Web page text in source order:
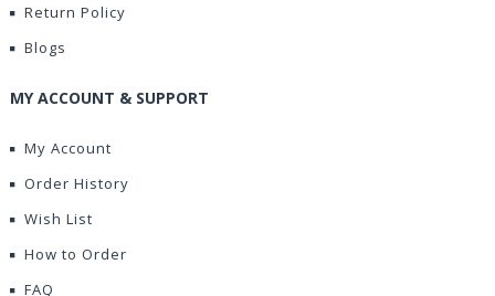
Return Policy
Blogs
MY ACCOUNT & SUPPORT
My Account
Order History
Wish List
How to Order
FAQ